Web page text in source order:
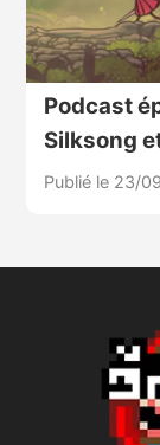
Podcast
Silksong
Publié le 23/